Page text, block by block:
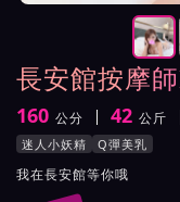
長安館按摩
身高
160 公分
體重 42 公斤
罩杯
按摩師KIKI
迷人小妖精 Q彈美乳
按摩師KIKI
我在長安館等你哦
按摩師KIKI照片展示